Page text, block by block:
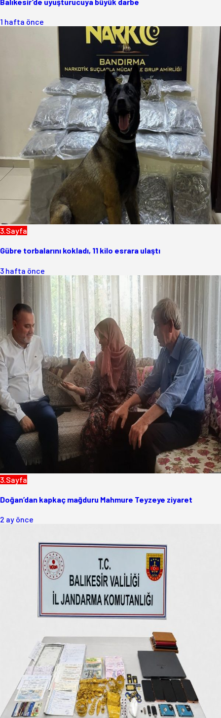
1 hafta önce
3.Sayfa
Gübre torbalarını kokladı, 11 kilo esrara ulaştı
3 hafta önce
3.Sayfa
Doğan’dan kapkaç mağduru Mahmure Teyzeye ziyaret
2 ay önce